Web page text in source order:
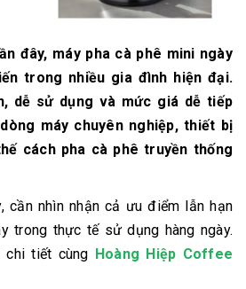
đây, máy pha cà phê mini ngày
trong nhiều gia đình hiện đại.
dễ sử dụng và mức giá dễ tiếp
máy chuyên nghiệp, thiết bị
cách pha cà phê truyền thống
cần nhìn nhận cả ưu điểm lẫn hạn
trong thực tế sử dụng hàng ngày.
chi tiết cùng Hoàng Hiệp Coffee